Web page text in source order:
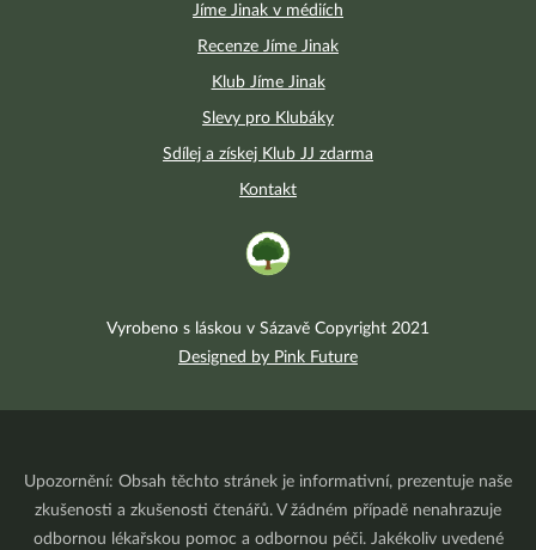
Jíme Jinak v médiích
Recenze Jíme Jinak
Klub Jíme Jinak
Slevy pro Klubáky
Sdílej a získej Klub JJ zdarma
Kontakt
Vyrobeno s láskou v Sázavě Copyright 2021
Designed by Pink Future
Upozornění: Obsah těchto stránek je informativní, prezentuje naše
zkušenosti a zkušenosti čtenářů. V žádném případě nenahrazuje
odbornou lékařskou pomoc a odbornou péči. Jakékoliv uvedené